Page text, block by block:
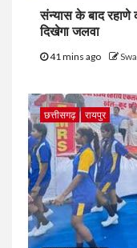
संन्यास के बाद रहाणे
दिखेगा जलवा
41 mins ago
छत्तीसगढ़ रायपुर